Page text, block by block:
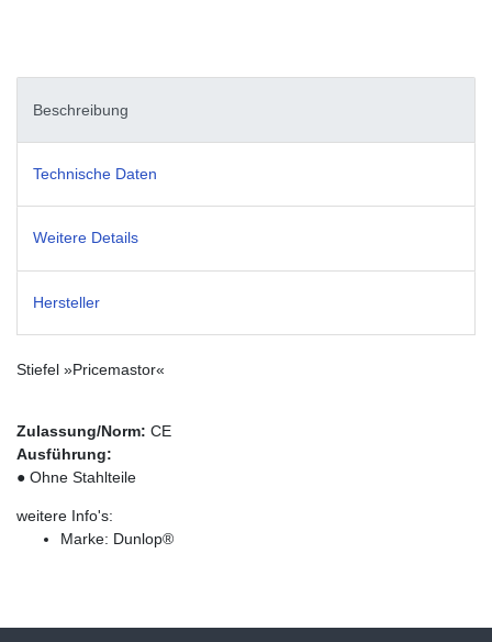
Beschreibung
Technische Daten
Weitere Details
Hersteller
Stiefel »Pricemastor«
Zulassung/Norm: CE
Ausführung:
● Ohne Stahlteile
weitere Info's:
Marke: Dunlop®